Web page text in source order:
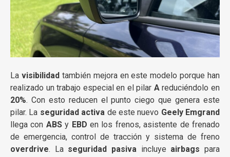
La visibilidad también mejora en este modelo porque han
realizado un trabajo especial en el pilar Areduciéndolo en
20%. Con esto reducen el punto ciego que genera este
pilar. La seguridad activa de este nuevo Geely Emgrand
llega con ABSy EBD en los frenos, asistente de frenado
de emergencia, control de tracción y sistema de freno
overdrive. La seguridad pasiva incluye airbags para